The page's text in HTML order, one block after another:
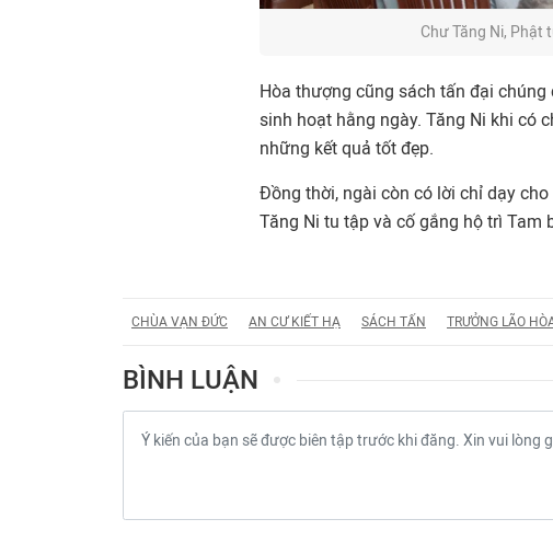
Chư Tăng Ni, Phật
Hòa thượng cũng sách tấn đại
sinh hoạt hằng ngày. Tăng Ni khi có
những kết quả tốt đẹp.
Đồng thời, ngài còn có lời chỉ dạy
Tăng Ni tu tập và cố gắng hộ trì Tam
CHÙA VẠN ĐỨC AN CƯ KIẾT HẠ SÁCH TẤN TRƯỞNG LÃO
BÌNH LUẬN